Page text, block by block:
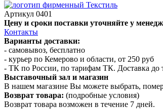
Артикул 0401
Цену и сроки поставки уточняйте у
Контакты
Варианты доставки:
- самовывоз, бесплатно
- курьер по Кемерово и области, от 250 руб
- ТК по России, по тарифам ТК. Доставка до
Выставочный зал и магазин
В нашем магазине Вы можете выбрать,
Возврат товара: (подробные условия)
Возврат товара возможен в течение 7 дней.